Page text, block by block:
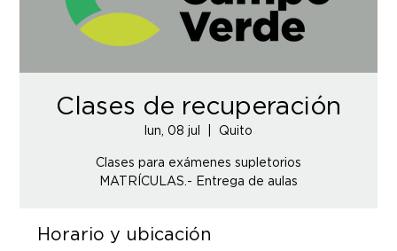
Clases de recuperación
lun, 08 jul Quito
Clases para exámenes supletorios
MATRÍCULAS.- Entrega de aulas
Horario y ubicación